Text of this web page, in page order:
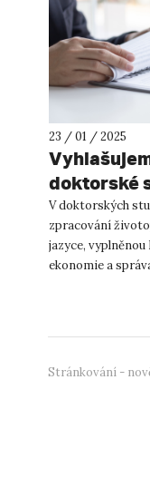
23 / 01 / 2025
doktorské
V doktorských
zpracování
jazyce,
ekonomie a
Stránkování -